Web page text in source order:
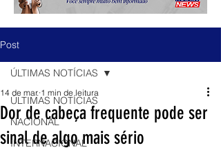
Post
ÚLTIMAS NOTÍCIAS
NACIONAL
INTERNACIONAL
ÚLTIMAS NOTÍCIAS
Dor de cabeça frequente pode ser
sinal de algo mais sério
14 de mar. 1 min de leitura